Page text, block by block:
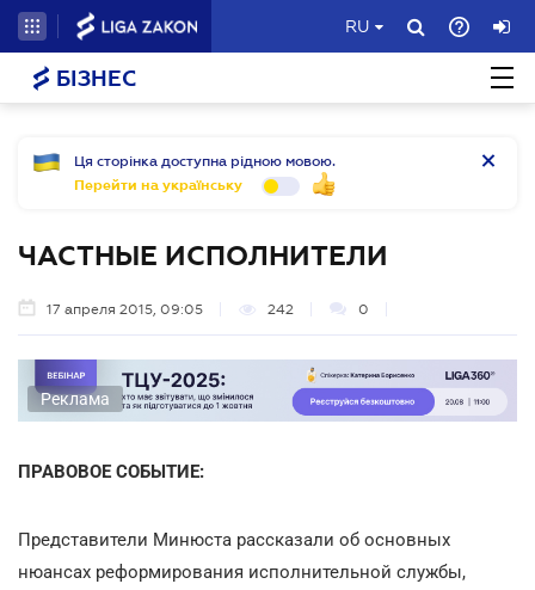
RU
БІЗНЕС
Ця сторінка доступна рідною мовою.
Перейти на українську
ЧАСТНЫЕ ИСПОЛНИТЕЛИ
17 апреля 2015, 09:05 242 0
Реклама
ПРАВОВОЕ СОБЫТИЕ:
Представители Минюста рассказали об основных
нюансах реформирования исполнительной службы,